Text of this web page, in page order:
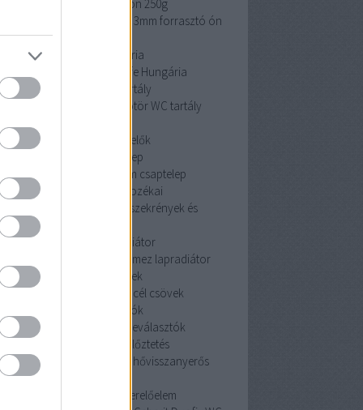
cin 3mm forrasztó ón 250g
cin 3mm forrasztó ón
Pipelife Hungária
Pipelife Hungária
dömötör WC tartály
dömötör WC tartály
érzékelők
Mofem csaptelep
Mofem csaptelep
Mofem csaptelep
szekrények és tartozékai
szekrények és
acéllemez lapradiátor
acéllemez lapradiátor
szénacél csövek
szénacél csövek
szénacél csövek
iszapleválasztók
iszapleválasztók
iszapleválasztók
hővisszanyerős szellőztetés
szellőztetés
hővisszanyerős
Geberit Duofix WC szerelőelem